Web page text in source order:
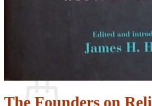
Nema proizvoda u košarici
Povratak u trgovinu
The Founders on